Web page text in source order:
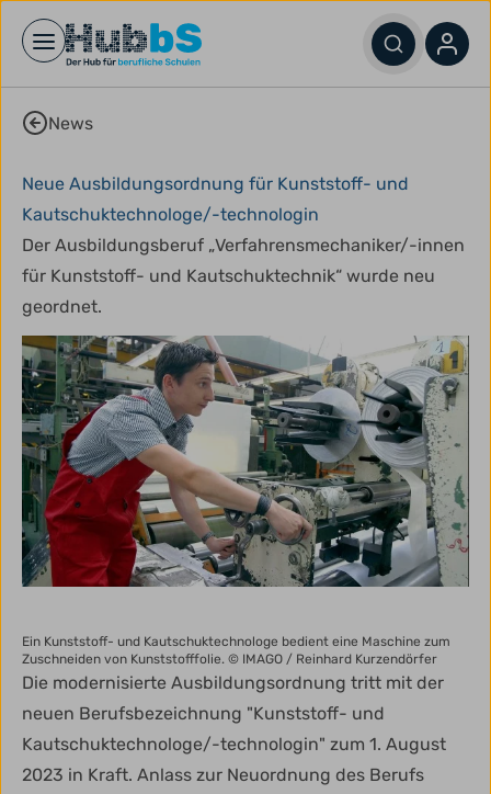
Open main menu
News
Neue Ausbildungsordnung für Kunststoff- und
Kautschuktechnologe/-technologin
Der Ausbildungsberuf „Verfahrensmechaniker/-innen
für Kunststoff- und Kautschuktechnik“ wurde neu
geordnet.
Ein Kunststoff- und Kautschuktechnologe bedient eine Maschine zum
Zuschneiden von Kunststofffolie. © IMAGO / Reinhard Kurzendörfer
Die modernisierte Ausbildungsordnung tritt mit der
neuen Berufsbezeichnung "Kunststoff- und
Kautschuktechnologe/-technologin" zum 1. August
2023 in Kraft. Anlass zur Neuordnung des Berufs